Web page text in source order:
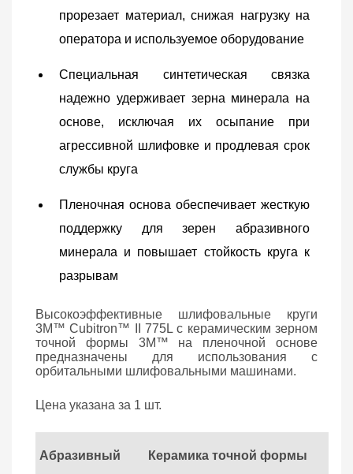
прорезает материал, снижая нагрузку на
оператора и используемое оборудование
Специальная синтетическая связка
надежно удерживает зерна минерала на
основе, исключая их осыпание при
агрессивной шлифовке и продлевая срок
службы круга
Пленочная основа обеспечивает жесткую
поддержку для зерен абразивного
минерала и повышает стойкость круга к
разрывам
Высокоэффективные шлифовальные круги
3M™ Cubitron™ II 775L с керамическим зерном
точной формы 3M™ на пленочной основе
предназначены для использования с
орбитальными шлифовальными машинами.
Цена указана за 1 шт.
Абразивный
Керамика точной формы